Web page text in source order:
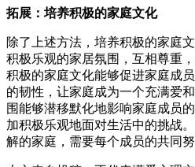
拓展：培养积极的家庭文化
除了上述方法，培养积极的家庭
积极乐观的家居氛围，互相尊重
积极的家庭文化能够促进家庭成
的韧性，让家庭成为一个充满爱
围能够潜移默化地影响家庭成员
加积极乐观地面对生活中的挑战
解的家庭，需要每个成员的共同努